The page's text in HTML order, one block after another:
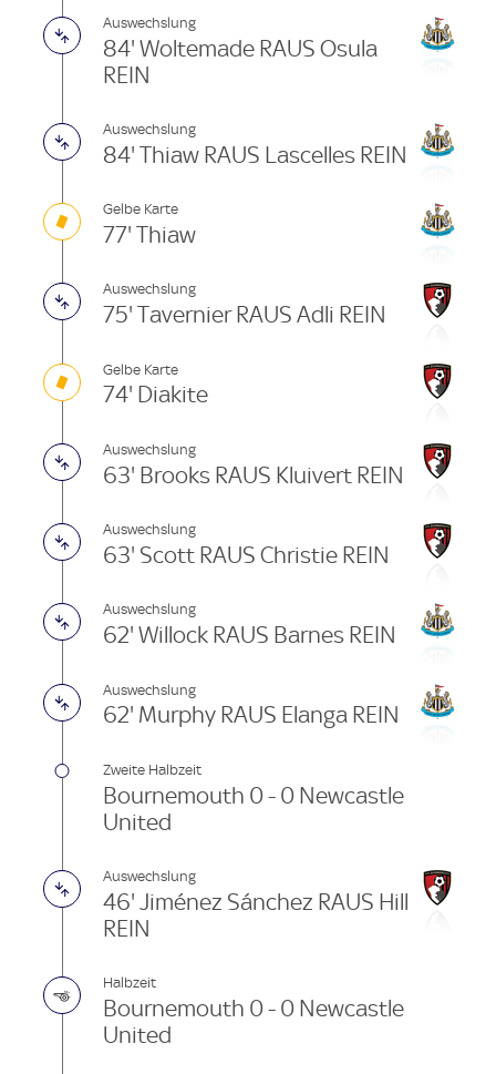
Auswechslung
84' Woltemade RAUS Osula
REIN
Auswechslung
84' Thiaw RAUS Lascelles REIN
Gelbe Karte
77' Thiaw
Auswechslung
75' Tavernier RAUS Adli REIN
Gelbe Karte
74' Diakite
Auswechslung
63' Brooks RAUS Kluivert REIN
Auswechslung
63' Scott RAUS Christie REIN
Auswechslung
62' Willock RAUS Barnes REIN
Auswechslung
62' Murphy RAUS Elanga REIN
Zweite Halbzeit
Bournemouth 0 - 0 Newcastle
United
Auswechslung
46' Jiménez Sánchez RAUS Hill
REIN
Halbzeit
Bournemouth 0 - 0 Newcastle
United